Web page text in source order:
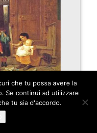
che tu possa avere la
Se continui ad utilizzare
tu sia d'accordo.